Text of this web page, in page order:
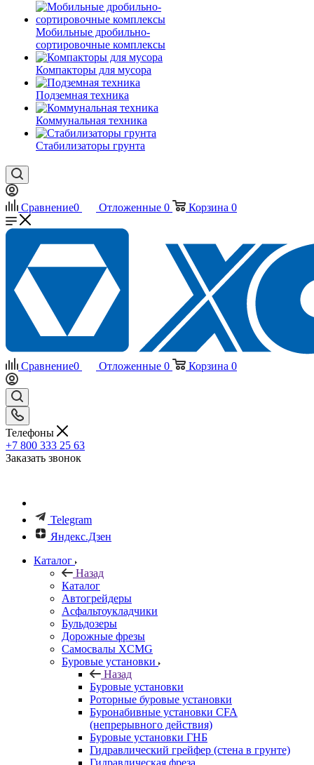
Мобильные дробильно-
сортировочные комплексы
Компакторы для мусора
Подземная техника
Коммунальная техника
Стабилизаторы грунта
Сравнение0 Отложенные 0 Корзина 0
Сравнение0 Отложенные 0 Корзина 0
Телефоны
+7 800 333 25 63
Заказать звонок
Telegram
Яндекс.Дзен
Каталог
Назад
Каталог
Автогрейдеры
Асфальтоукладчики
Бульдозеры
Дорожные фрезы
Самосвалы XCMG
Буровые установки
Назад
Буровые установки
Роторные буровые установки
Буронабивные установки CFA
(непрерывного действия)
Буровые установки ГНБ
Гидравлический грейфер (стена в грунте)
Гидравлическая фреза